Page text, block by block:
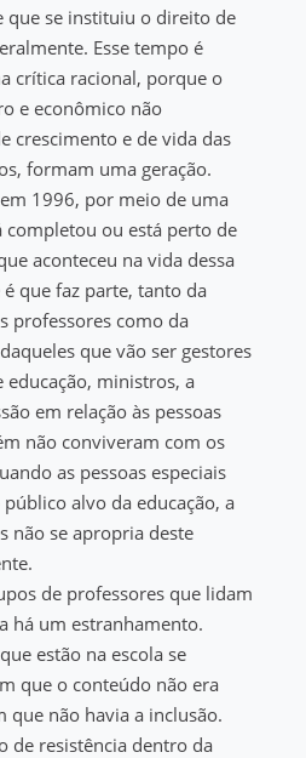
que se instituiu o direito de
Esse tempo é
crítica racional, porque o
e econômico não
crescimento e de vida das
formam uma geração.
1996, por meio de uma
completou ou está perto de
aconteceu na vida dessa
é que faz parte, tanto da
professores como da
que vão ser gestores
educação, ministros, a
em relação às pessoas
não conviveram com os
as pessoas especiais
alvo da educação, a
não se apropria deste
de professores que lidam
há um estranhamento.
estão na escola se
que o conteúdo não era
que não havia a inclusão.
de resistência dentro da